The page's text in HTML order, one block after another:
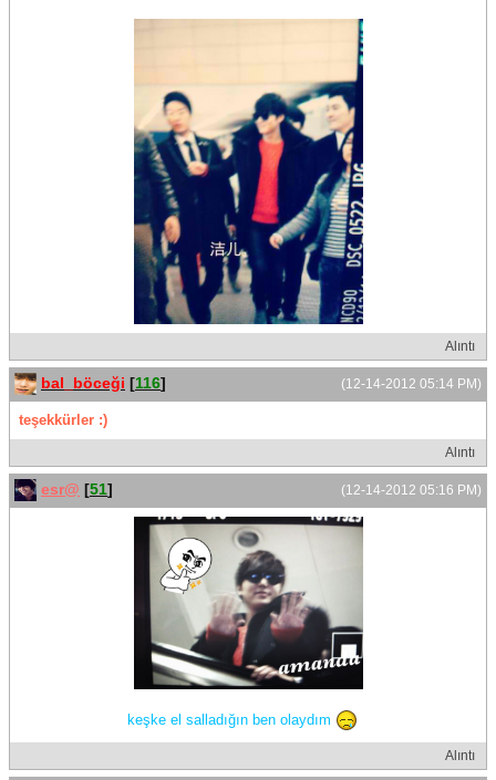
Alıntı
(12-14-2012 05:14 PM)
bal_böceği [116]
teşekkürler :)
Alıntı
(12-14-2012 05:16 PM)
esr@ [51]
keşke el salladığın ben olaydım
Alıntı